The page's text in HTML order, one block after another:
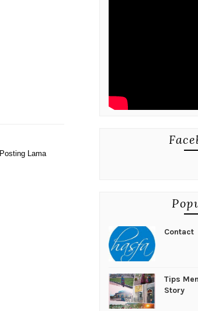
Posting Lama
Contact
Tips
Story